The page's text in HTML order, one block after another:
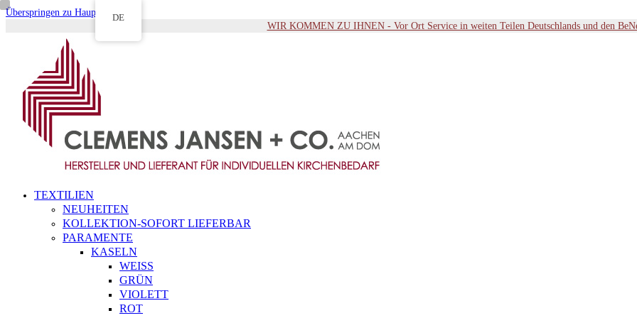
Überspringen zu Hauptinhalt
WIR KOMMEN ZU IHNEN - Vor Ort Service in weiten Teilen Deutschlands und den
TEXTILIEN
NEUHEITEN
KOLLEKTION-SOFORT LIEFERBAR
PARAMENTE
KASELN
WEISS
GRÜN
VIOLETT
ROT
DE